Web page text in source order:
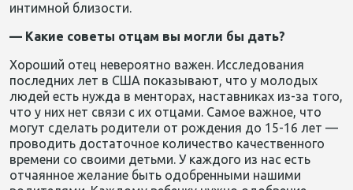
интимной близости.
— Какие советы отцам вы могли бы дать?
Хороший отец невероятно важен. Исследования
последних лет в США показывают, что у молодых
людей есть нужда в менторах, наставниках из-за того,
что у них нет связи с их отцами. Самое важное, что
могут сделать родители от рождения до 15-16 лет —
проводить достаточное количество качественного
времени со своими детьми. У каждого из нас есть
отчаянное желание быть одобренными нашими